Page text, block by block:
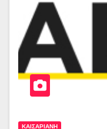
ΚΑΙΣΑΡΙΑΝΗ